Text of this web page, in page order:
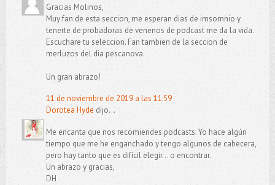
Gracias Molinos,
Muy fan de esta seccion, me esperan dias de imsomnio y
tenerte de probadoras de venenos de podcast me da la vida.
Escuchare tu seleccion. Fan tambien de la seccion de
merluzos del dia pescanova.
Un gran abrazo!
11 de noviembre de 2019 a las 11:59
Dorotea Hyde dijo...
Me encanta que nos recomiendes podcasts. Yo hace algún
tiempo que me he enganchado y tengo algunos de cabecera,
pero hay tanto que es difícil elegir... o encontrar.
Un abrazo y gracias,
DH